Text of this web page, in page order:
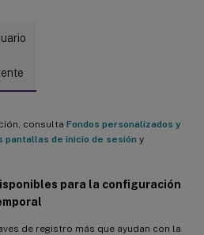
consulta Fondos personalizados y
pantallas de inicio de sesión y
para la configuración
de registro más que ayudan con la
virtual NSAP ligero
Tesla T4